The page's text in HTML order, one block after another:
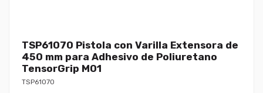
TSP61070 Pistola con Varilla Extensora de
450 mm para Adhesivo de Poliuretano
TensorGrip M01
TSP61070